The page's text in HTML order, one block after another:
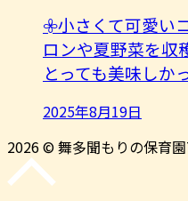
𖧷小さくて可愛い
ロンや夏野菜を
とっても美味し
2025年8月19日
2026 © 舞多聞もりの保育園
先
頭